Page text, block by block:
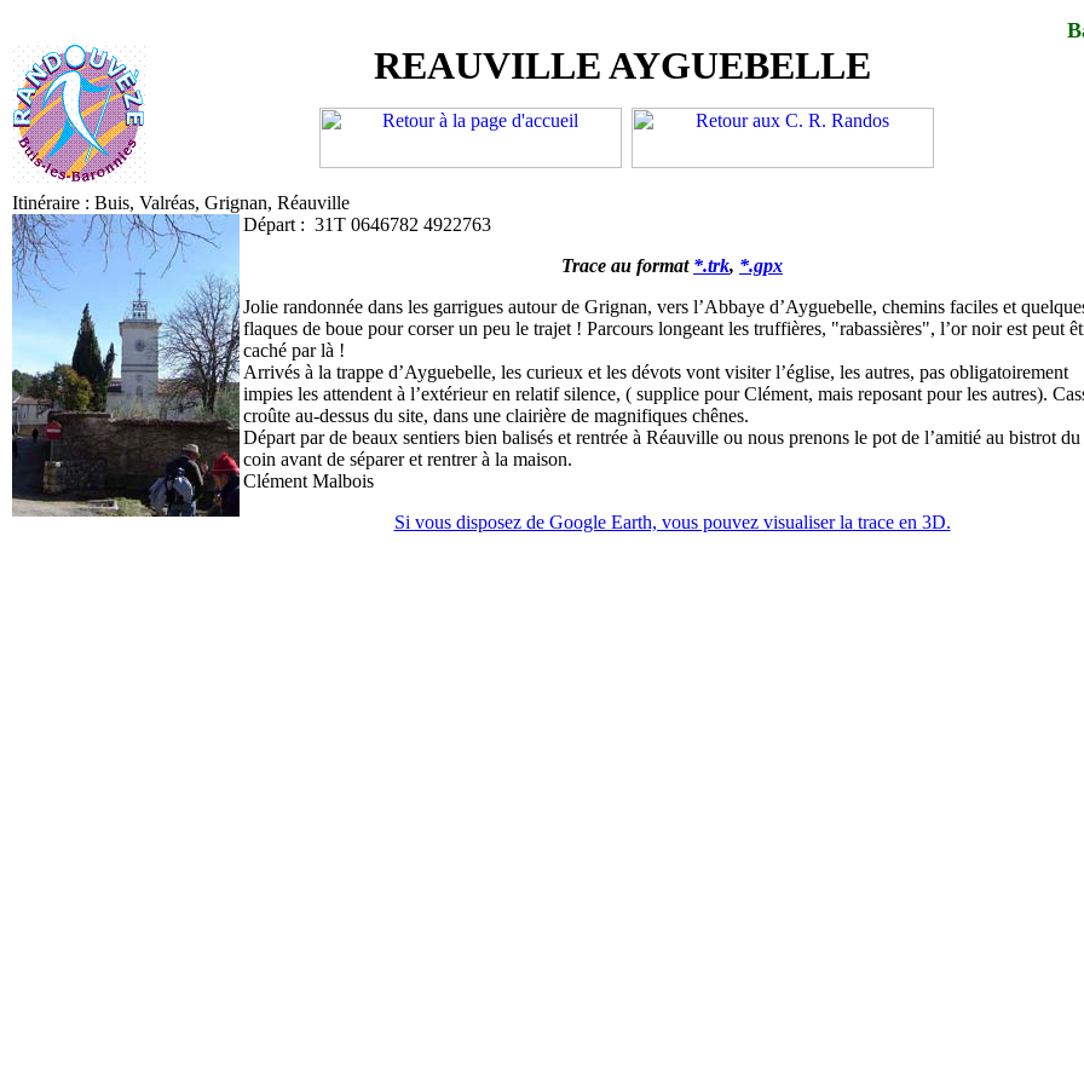
REAUVILLE AYGUEBELLE
Itinéraire : Buis, Valréas, Grignan, Réauville
Départ : 31T 0646782 4922763
Trace au format *.trk, *.gpx
Jolie randonnée dans les garrigues autour de Grignan, vers l’Abbaye d’Ayguebelle, chemins faciles et
flaques de boue pour corser un peu le trajet ! Parcours longeant les truffières, "rabassières", l’or noir est peut
caché par là !
Arrivés à la trappe d’Ayguebelle, les curieux et les dévots vont visiter l’église, les autres, pas obligatoirement
impies les attendent à l’extérieur en relatif silence, ( supplice pour Clément, mais reposant pour les autres).
croûte au-dessus du site, dans une clairière de magnifiques chênes.
Départ par de beaux sentiers bien balisés et rentrée à Réauville ou nous prenons le pot de l’amitié au bistrot du
coin avant de séparer et rentrer à la maison.
Clément Malbois
Si vous disposez de Google Earth, vous pouvez visualiser la trace en 3D.